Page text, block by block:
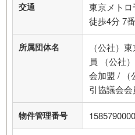
交通
東京メト
徒歩4分 7
所属団体名
（公社）
員 （公社
会加盟 / （
引協議会会
物件管理番号